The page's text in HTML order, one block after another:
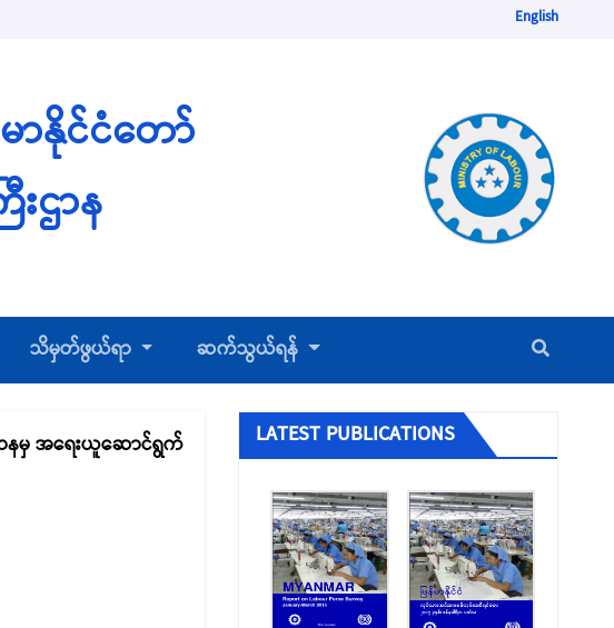
English
ဌာန
ာနိုင်ငံတော်
သိမှတ်ဖွယ်ရာ ဆက်သွယ်ရန်
ာနမှ အရေးယူဆောင်ရွက်
LATEST PUBLICATIONS
ပြည်တွင်းအလုပ်အကိုင်ရှာဖွေရေးလိုင်စင်ရ
ကုမ္ပဏီများ
ပြည်ပအလုပ်အကိုင် အကျိုးဆောင် လိုင်စင်ရ
အေဂျင်စီများ
ခုံသမာဓိကောင်စီမှ ဆုံးဖြတ်ခဲ့သည့် အငြင်းပွား
မှုများ